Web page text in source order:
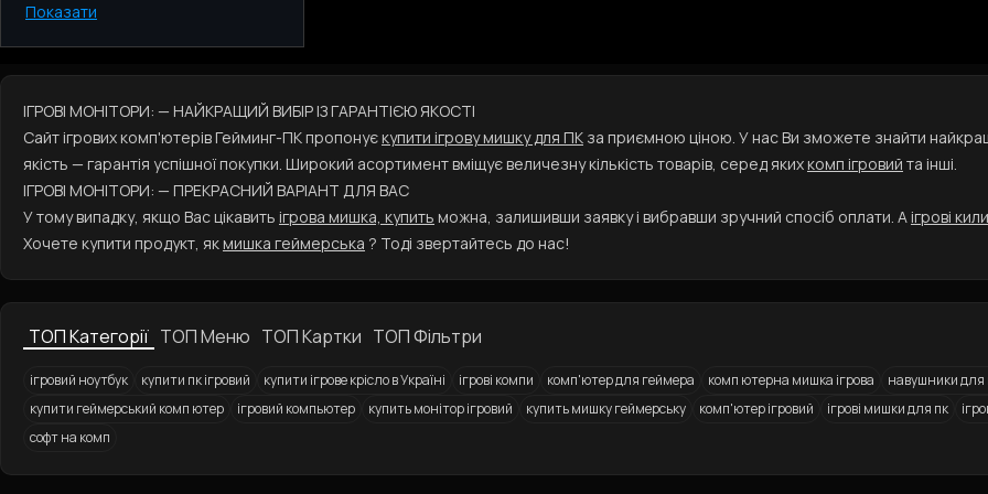
Київ
Запоріжжя
Львів
Показати
ІГРОВІ МОНІТОРИ: — НАЙКРАЩИЙ ВИБІР ІЗ ГАРАНТІЄЮ ЯКОСТІ
Сайт ігрових комп'ютерів Гейминг-ПК пропонуєкупити ігрову мишку для ПК за приємною ціною. У нас Ви зможете знайти
якість — гарантія успішної покупки. Широкий асортимент вміщує величезну кількість товарів, серед якихкомп ігровий та інші.
ІГРОВІ МОНІТОРИ: — ПРЕКРАСНИЙ ВАРІАНТ ДЛЯ ВАС
У тому випадку, якщо Вас цікавить ігрова мишка, купить можна, залишивши заявку і вибравши зручний спосіб оплати. Аігрові
Хочете купити продукт, якмишка геймерська ? Тоді звертайтесь до нас!
ТОП Категорії ТОП Меню ТОП Картки ТОП Фільтри
ігровий ноутбук купити пк ігровий купити ігрове крісло в Україні ігрові компи комп'ютер для геймера комп ютерна мишка ігрова навушники для
купити геймерський комп ютер
ігровий компьютер купить монітор ігровий купить мишку геймерську комп'ютер ігровий ігрові мишки для пк
софт на комп